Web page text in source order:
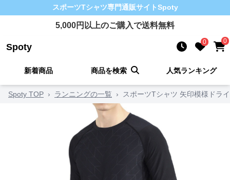
スポーツTシャツ専門通販サイトSpoty
5,000円以上のご購入で送料無料
Spoty 0 0
新着商品 商品を検索 人気ランキング
Spoty TOP › ランニングの一覧 › スポーツTシャツ 矢印模様ドラ